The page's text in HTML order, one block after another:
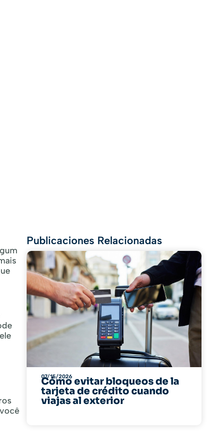
Publicaciones Relacionadas
07/15/2026
Cómo evitar bloqueos de la
tarjeta de crédito cuando
viajas al exterior